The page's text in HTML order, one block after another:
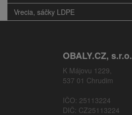
Vrecia, sáčky LDPE
OBALY.CZ, s.r.o.
K Májovu 1229,
537 01 Chrudim
IČO: 25113224
DIČ: CZ25113224